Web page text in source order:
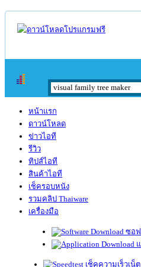
หน้าแรก
ดาวน์โหลด
ข่าวไอที
รีวิว
ทิปส์ไอที
สินค้าไอที
เช็ครอบหนัง
รวมคลิป Thaiware
เครื่องมือ
ซอ
เช็คความเร็วเน็ต